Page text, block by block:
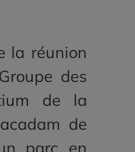
la réunion
Groupe des
de la
de
parc en